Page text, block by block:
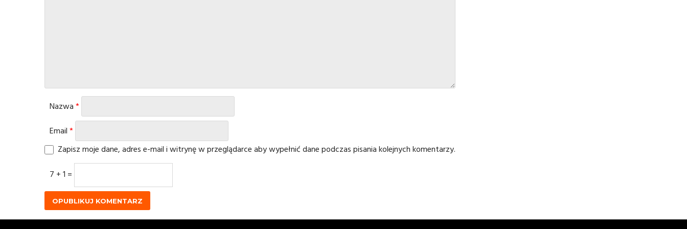
Nazwa*
Email*
Zapisz moje dane, adres e-mail i witrynę w przeglądarce aby wypełnić dane podczas pisania kolejnych komentarzy.
7 + 1 =